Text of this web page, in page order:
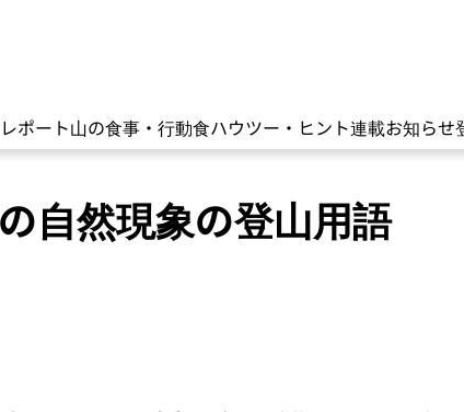
レポート山の食事・行動食ハウツー・ヒント連載お知らせ
自然現象の登山用語